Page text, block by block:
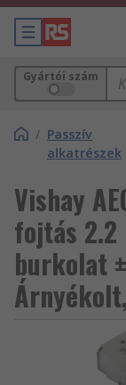
Gyártói szám
/ Passzív
alkatrészek
Vishay
fojtás 2.2
burkolat